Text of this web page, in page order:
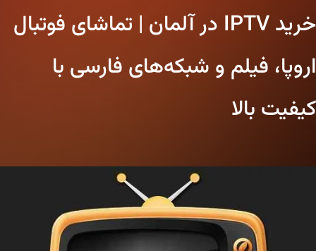
خرید IPTV در آلمان | تماشای فوتبال
اروپا، فیلم و شبکه‌های فارسی با
کیفیت بالا